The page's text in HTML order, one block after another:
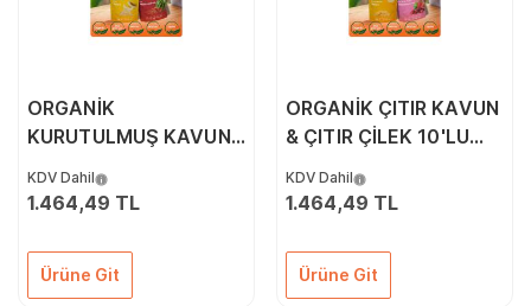
ORGANİK
KURUTULMUŞ KAVUN
KARPUZ 10'LU PAKETİ
KDV Dahil
1.464,49 TL
Ürüne Git
ORGANİK ÇITIR KAVUN
& ÇITIR ÇİLEK 10'LU
KDV Dahil
1.464,49 TL
Ürüne Git